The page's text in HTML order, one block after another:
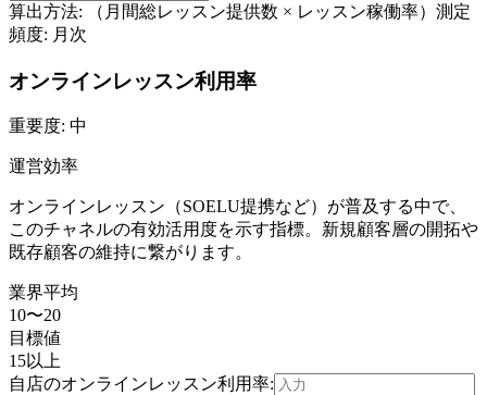
算出方法:
（月間総レッスン提供数 × レッスン稼働率） 測定
頻度: 月次
オンラインレッスン利用率
重要度: 中
運営効率
オンラインレッスン（SOELU提携など）が普及する中で、
このチャネルの有効活用度を示す指標。新規顧客層の開拓や
既存顧客の維持に繋がります。
業界平均
10〜20
目標値
15以上
自店のオンラインレッスン利用率: